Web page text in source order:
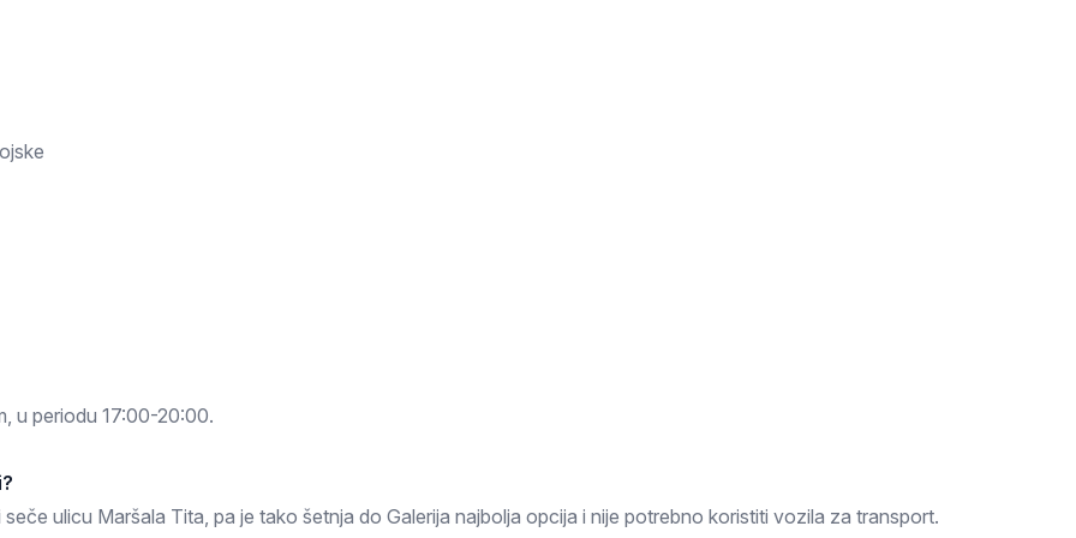
u periodu 17:00-20:00.
ulicu Maršala Tita, pa je tako šetnja do Galerija najbolja opcija i nije potrebno koristiti vozila za transport.